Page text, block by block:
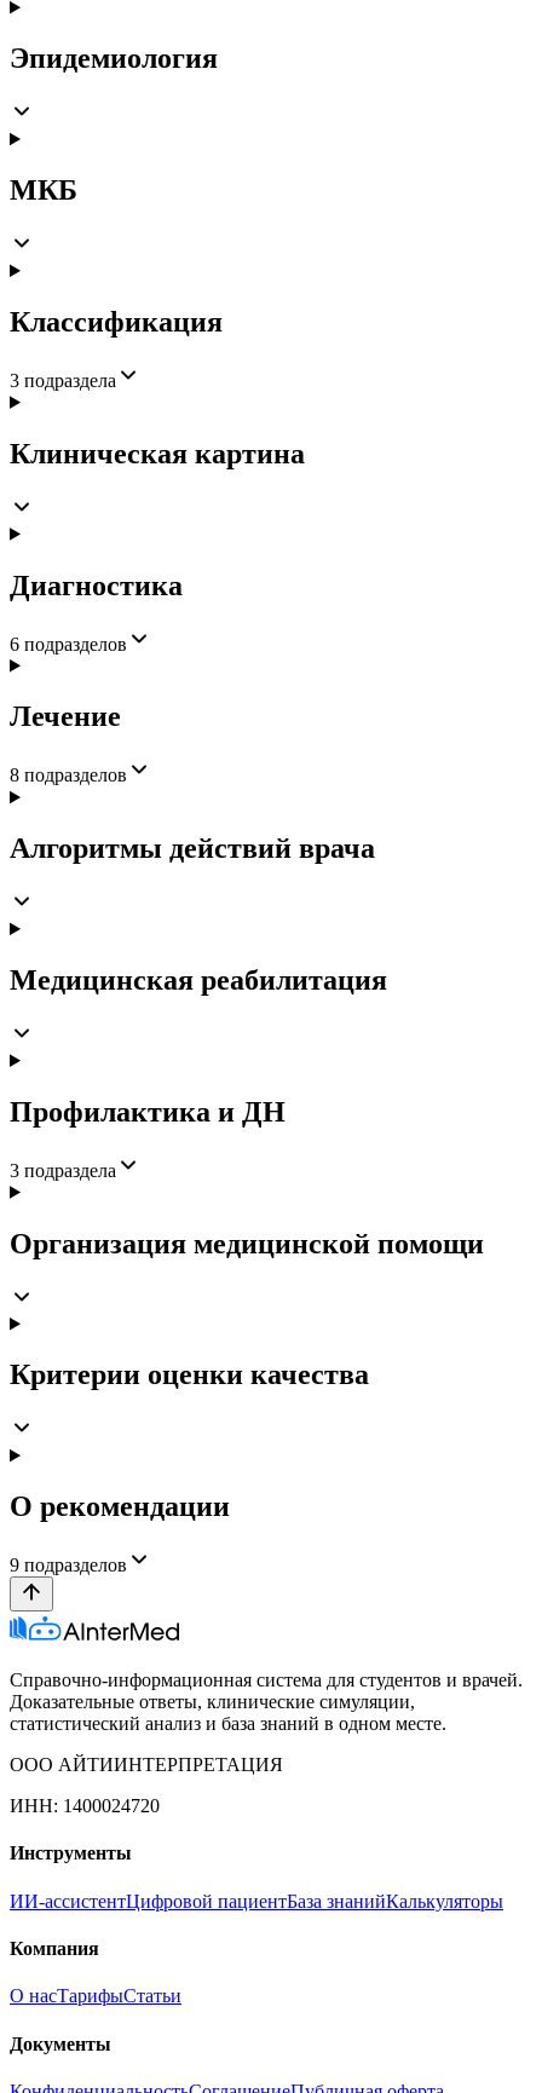
Эпидемиология
МКБ
Классификация
3 подраздела
Клиническая картина
Диагностика
6 подразделов
Лечение
8 подразделов
Алгоритмы действий врача
Медицинская реабилитация
Профилактика и ДН
3 подраздела
Организация медицинской помощи
Критерии оценки качества
О рекомендации
9 подразделов
Справочно-информационная система для студентов и врачей.
Доказательные ответы, клинические симуляции,
статистический анализ и база знаний в одном месте.
ООО АЙТИИНТЕРПРЕТАЦИЯ
ИНН: 1400024720
Инструменты
ИИ-ассистентЦифровой пациентБаза знанийКалькуляторы
Компания
О насТарифыСтатьи
Документы